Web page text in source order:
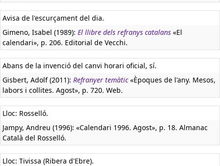
Avisa de l'escurçament del dia.
Gimeno, Isabel (1989): El llibre dels refranys catalans «El
calendari», p. 206. Editorial de Vecchi.
Abans de la invenció del canvi horari oficial, sí.
Gisbert, Adolf (2011): Refranyer temàtic«Èpoques de l'any. Mesos,
labors i collites. Agost», p. 720. Web.
Lloc: Rosselló.
Jampy, Andreu (1996): «Calendari 1996. Agost», p. 18. Almanac
Català del Rosselló.
Lloc: Tivissa (Ribera d'Ebre).